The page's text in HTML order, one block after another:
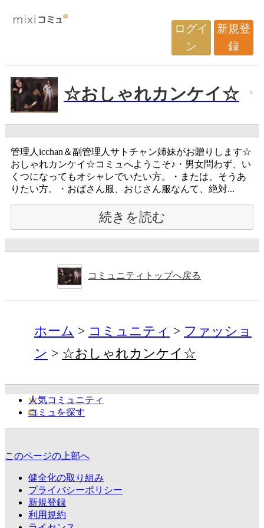
ログイ
ン
新規登
録
☆おしゃれカンケイ☆
管理人icchan＆副管理人サトチャン姉妹がお贈りします☆
おしゃれカンケイ☆コミュへようこそ♪・男女問わず、い
くつになってもオシャレでいたい方。・または、そうあ
りたい方。・おばさん服、おじさん服なんて、絶対...
続きを読む
コミュニティトップへ戻る
ホーム コミュニティ
ファッショ
ン
☆おしゃれカンケイ☆
人気コミュニティ
コミュを探す
このページの上部へ
健全化の取り組み
プライバシーポリシー
新規登録
利用規約